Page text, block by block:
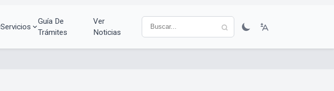
Servicios
Guía De
Trámites
Ver
Noticias